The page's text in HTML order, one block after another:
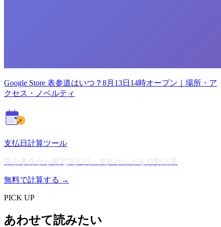
Google Store 表参道はいつ？8月13日14時オープン｜場所・ア
クセス・ノベルティ
¥
支払日計算ツール
取引条件から確定支払日・支払サイトを自動計算
無料で計算する →
PICK UP
あわせて読みたい